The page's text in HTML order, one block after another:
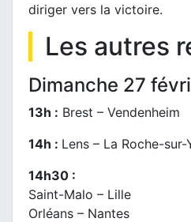
diriger vers la victoire.
Les autres
Dimanche 27
13h : Brest – Vendenheim
14h : Lens – La Roche-sur-
14h30 :
Saint-Malo – Lille
Orléans – Nantes